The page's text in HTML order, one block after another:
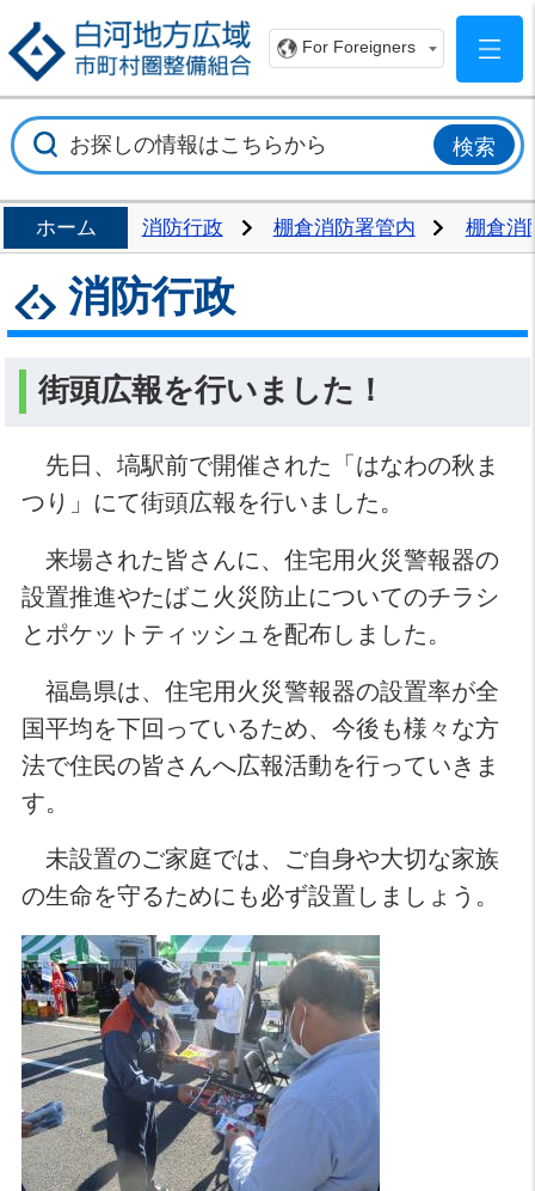
白
For Foreigners
ホーム 消防行政 棚倉消防署管内 棚倉消
消防行政
街頭広報を行いました！
先日、塙駅前で開催された「はなわの秋ま
つり」にて街頭広報を行いました。
来場された皆さんに、住宅用火災警報器の
設置推進やたばこ火災防止についてのチラシ
とポケットティッシュを配布しました。
福島県は、住宅用火災警報器の設置率が全
国平均を下回っているため、今後も様々な方
法で住民の皆さんへ広報活動を行っていきま
す。
未設置のご家庭では、ご自身や大切な家族
の生命を守るためにも必ず設置しましょう。